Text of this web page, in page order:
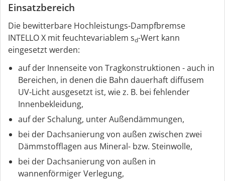
Einsatzbereich
Die bewitterbare Hochleistungs-Dampfbremse
INTELLO X mit feuchtevariablem sd-Wert kann
eingesetzt werden:
auf der Innenseite von Tragkonstruktionen - auch in
Bereichen, in denen die Bahn dauerhaft diffusem
UV-Licht ausgesetzt ist, wie z. B. bei fehlender
Innenbekleidung,
auf der Schalung, unter Außendämmungen,
bei der Dachsanierung von außen zwischen zwei
Dämmstofflagen aus Mineral- bzw. Steinwolle,
bei der Dachsanierung von außen in
wannenförmiger Verlegung,